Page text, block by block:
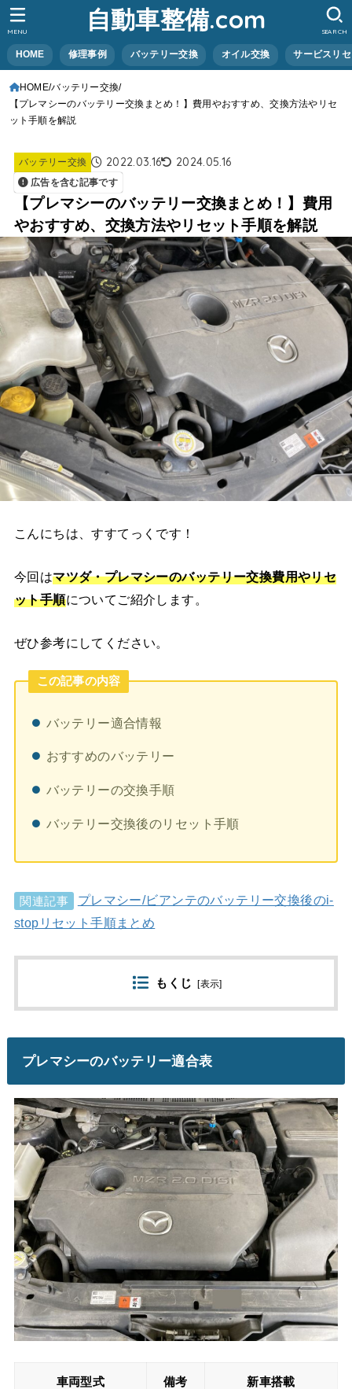
自動車整備.com
HOME 修理事例 バッテリー交換 オイル交換 サービスリ
SEARCH
MENU
HOME バッテリー交換
【プレマシーのバッテリー交換まとめ！】費用やおすすめ、交換方法やリセ
ット手順を解説
バッテリー交換 2022.03.16 2024.05.16
広告を含む記事です
【プレマシーのバッテリー交換まとめ！】費用
やおすすめ、交換方法やリセット手順を解説
こんにちは、すすてっくです！
今回はマツダ・プレマシーのバッテリー交換費用やリセ
ット手順についてご紹介します。
ぜひ参考にしてください。
この記事の内容
バッテリー適合情報
おすすめのバッテリー
バッテリーの交換手順
バッテリー交換後のリセット手順
関連記事
プレマシー/ビアンテのバッテリー交換後のi-
stopリセット手順まとめ
もくじ [表示]
プレマシーのバッテリー適合表
車両型式 備考 新車搭載